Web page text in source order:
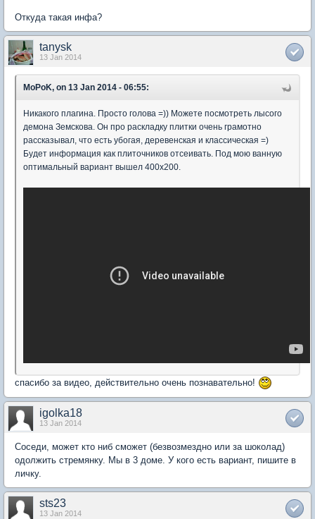
Откуда такая инфа?
tanysk
13 Jan 2014
MoPoK, on 13 Jan 2014 - 06:55:
Никакого плагина. Просто голова =)) Можете посмотреть лысого
демона Земскова. Он про раскладку плитки очень грамотно
рассказывал, что есть убогая, деревенская и классическая =)
Будет информация как плиточников отсеивать. Под мою ванную
оптимальный вариант вышел 400х200.
спасибо за видео, действительно очень познавательно!
igolka18
13 Jan 2014
Соседи, может кто ниб сможет (безвозмездно или за шоколад)
одолжить стремянку. Мы в 3 доме. У кого есть вариант, пишите в
личку.
sts23
13 Jan 2014